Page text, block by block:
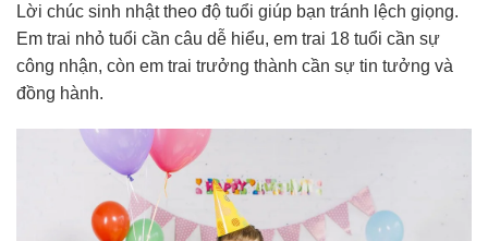
Lời chúc sinh nhật theo độ tuổi giúp bạn tránh lệch giọng.
Em trai nhỏ tuổi cần câu dễ hiểu, em trai 18 tuổi cần sự
công nhận, còn em trai trưởng thành cần sự tin tưởng và
đồng hành.